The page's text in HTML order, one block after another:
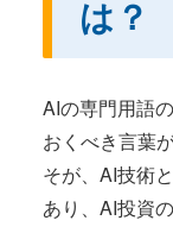
は？
AIの専門用語
おくべき言葉
そが、AI技術
あり、AI投資